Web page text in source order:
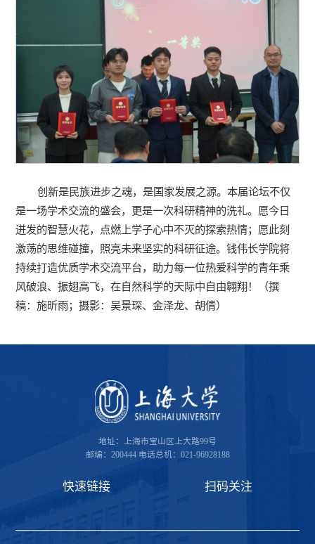
创新是民族进步之魂，是国家发展之源。本届论坛不仅
是一场学术交流的盛会，更是一次科研精神的洗礼。愿今日
迸发的智慧火花，点燃上学子心中不灭的探索热情；愿此刻
激荡的思维碰撞，照亮未来坚实的科研征途。钱伟长学院将
持续打造优质学术交流平台，助力每一位热爱科学的青年乘
风破浪、振翅高飞，在自然科学的天际中自由翱翔！（撰
稿：施昕雨；摄影：吴景琛、金泽龙、胡倩）
地址：上海市宝山区上大路99号
邮编：200444 电话总机：021-96928188
快速链接 扫码关注